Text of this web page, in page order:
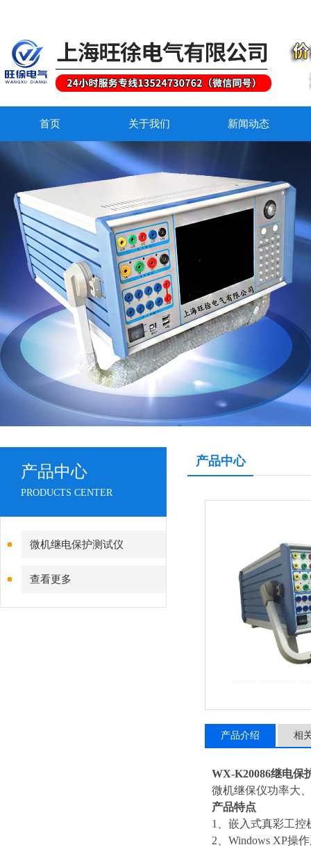
首页 关于我们 新闻动态
产品中心
PRODUCTS CENTER
微机继电保护测试仪
查看更多
产品中心
产品介绍 相
WX-K20086继电保
微机继保仪功率大
产品特点
1、嵌入式真彩工控
2、Windows XP操